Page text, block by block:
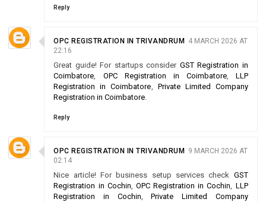
Reply
OPC REGISTRATION IN TRIVANDRUM
4 MARCH 2026 AT
22:16
Great guide! For startups consider GST Registration in
Coimbatore, OPC Registration in Coimbatore, LLP
Registration in Coimbatore, Private Limited Company
Registration in Coimbatore.
Reply
OPC REGISTRATION IN TRIVANDRUM
9 MARCH 2026 AT
02:14
Nice article! For business setup services check GST
Registration in Cochin, OPC Registration in Cochin, LLP
Registration in Cochin,Private Limited Company